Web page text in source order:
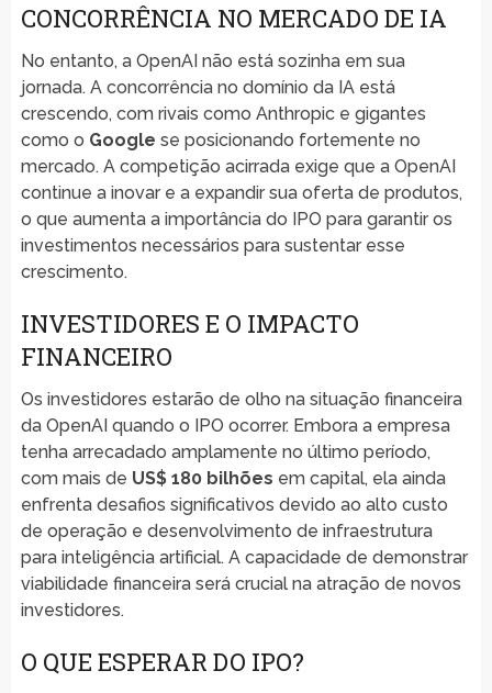
CONCORRÊNCIA NO MERCADO DE IA
No entanto, a OpenAI não está sozinha em sua
jornada. A concorrência no domínio da IA está
crescendo, com rivais como Anthropic e gigantes
como o Google se posicionando fortemente no
mercado. A competição acirrada exige que a OpenAI
continue a inovar e a expandir sua oferta de produtos,
o que aumenta a importância do IPO para garantir os
investimentos necessários para sustentar esse
crescimento.
INVESTIDORES E O IMPACTO
FINANCEIRO
Os investidores estarão de olho na situação financeira
da OpenAI quando o IPO ocorrer. Embora a empresa
tenha arrecadado amplamente no último período,
com mais de US$ 180 bilhões em capital, ela ainda
enfrenta desafios significativos devido ao alto custo
de operação e desenvolvimento de infraestrutura
para inteligência artificial. A capacidade de demonstrar
viabilidade financeira será crucial na atração de novos
investidores.
O QUE ESPERAR DO IPO?